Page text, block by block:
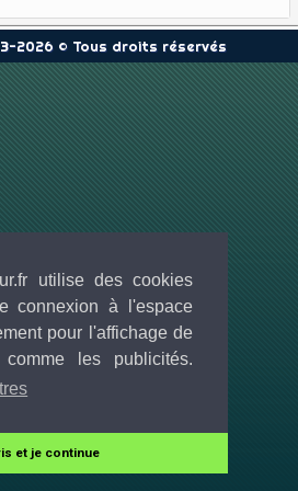
utilise des cookies
connexion à l'espace
pour l'affichage de
les publicités.
et je continue
2026 © Tous droits réservés